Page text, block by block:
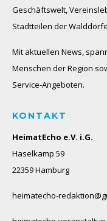
Geschäftswelt,
Stadtteilen der
Mit aktuellen News,
Menschen der Region
Service-Angeboten.
KONTAKT
HeimatEcho e.V. i.G.
Haselkamp 59
22359 Hamburg
heimatecho-